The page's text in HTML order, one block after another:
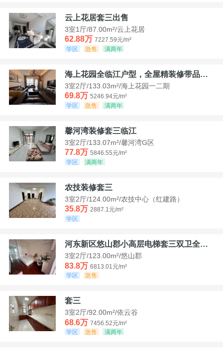
云上花居套三出售
3室1厅/87.00m²/云上花居
62.88万 7227.59元/m²
学区
急售 满两年
海上花园全临江户型，全屋精装修带品牌家具家电，诚意出售！
3室2厅/133.03m²/海上花园一二期
69.8万 5246.94元/m²
学区
急售 满两年
馨河湾装修套三临江
3室2厅/133.07m²/馨河湾G区
77.8万 5846.55元/m²
学区
满两年
农技装修套三
3室2厅/124.00m²/农技中心（红建路）
35.8万 2887.1元/m²
学区
河东新区悠山郡小高层电梯套三双卫全装带家具家电
3室2厅/123.00m²/悠山郡
83.8万 6813.01元/m²
学区
急售
套三
3室2厅/92.00m²/依云谷
68.6万 7456.52元/m²
学区
急售 满两年